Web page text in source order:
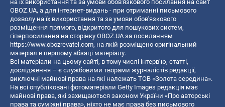
на їх використання та за умови обов'язкового посилання на сайт
OBOZ.UA, а для інтернет-видань - при отриманні письмового
дозволу на їх використання та за умови обов'язкового
розміщення прямого, відкритого для пошукових систем,
гіперпосилання на сторінку OBOZ.UA за посиланням
https://www.obozrevatel.com, на якій розміщено оригінальний
матеріал в першому абзаці матеріалу.
Всі матеріали на цьому сайті, в тому числі інтерв’ю, статті,
дослідження – є службовими творами журналістів редакції,
виключні майнові права на які належать ТОВ «Золота середина».
На всі опубліковані фотоматеріали Getty Images редакція має
майнові права, які захищаються законом України «Про авторські
права та суміжні права», ніхто не має права без письмового